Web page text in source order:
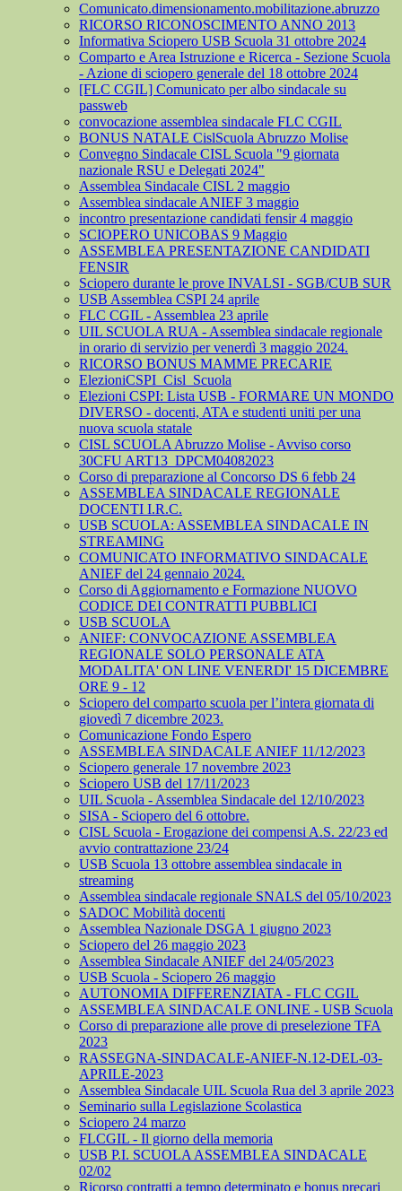
Comunicato.dimensionamento.mobilitazione.abruzzo
RICORSO RICONOSCIMENTO ANNO 2013
Informativa Sciopero USB Scuola 31 ottobre 2024
Comparto e Area Istruzione e Ricerca - Sezione Scuola
- Azione di sciopero generale del 18 ottobre 2024
[FLC CGIL] Comunicato per albo sindacale su
passweb
convocazione assemblea sindacale FLC CGIL
BONUS NATALE CislScuola Abruzzo Molise
Convegno Sindacale CISL Scuola "9 giornata
nazionale RSU e Delegati 2024"
Assemblea Sindacale CISL 2 maggio
Assemblea sindacale ANIEF 3 maggio
incontro presentazione candidati fensir 4 maggio
SCIOPERO UNICOBAS 9 Maggio
ASSEMBLEA PRESENTAZIONE CANDIDATI
FENSIR
Sciopero durante le prove INVALSI - SGB/CUB SUR
USB Assemblea CSPI 24 aprile
FLC CGIL - Assemblea 23 aprile
UIL SCUOLA RUA - Assemblea sindacale regionale
in orario di servizio per venerdì 3 maggio 2024.
RICORSO BONUS MAMME PRECARIE
ElezioniCSPI_Cisl_Scuola
Elezioni CSPI: Lista USB - FORMARE UN MONDO
DIVERSO - docenti, ATA e studenti uniti per una
nuova scuola statale
CISL SCUOLA Abruzzo Molise - Avviso corso
30CFU ART13_DPCM04082023
Corso di preparazione al Concorso DS 6 febb 24
ASSEMBLEA SINDACALE REGIONALE
DOCENTI I.R.C.
USB SCUOLA: ASSEMBLEA SINDACALE IN
STREAMING
COMUNICATO INFORMATIVO SINDACALE
ANIEF del 24 gennaio 2024.
Corso di Aggiornamento e Formazione NUOVO
CODICE DEI CONTRATTI PUBBLICI
USB SCUOLA
ANIEF: CONVOCAZIONE ASSEMBLEA
REGIONALE SOLO PERSONALE ATA
MODALITA' ON LINE VENERDI' 15 DICEMBRE
ORE 9 - 12
Sciopero del comparto scuola per l’intera giornata di
giovedì 7 dicembre 2023.
Comunicazione Fondo Espero
ASSEMBLEA SINDACALE ANIEF 11/12/2023
Sciopero generale 17 novembre 2023
Sciopero USB del 17/11/2023
UIL Scuola - Assemblea Sindacale del 12/10/2023
SISA - Sciopero del 6 ottobre.
CISL Scuola - Erogazione dei compensi A.S. 22/23 ed
avvio contrattazione 23/24
USB Scuola 13 ottobre assemblea sindacale in
streaming
Assemblea sindacale regionale SNALS del 05/10/2023
SADOC Mobilità docenti
Assemblea Nazionale DSGA 1 giugno 2023
Sciopero del 26 maggio 2023
Assemblea Sindacale ANIEF del 24/05/2023
USB Scuola - Sciopero 26 maggio
AUTONOMIA DIFFERENZIATA - FLC CGIL
ASSEMBLEA SINDACALE ONLINE - USB Scuola
Corso di preparazione alle prove di preselezione TFA
2023
RASSEGNA-SINDACALE-ANIEF-N.12-DEL-03-
APRILE-2023
Assemblea Sindacale UIL Scuola Rua del 3 aprile 2023
Seminario sulla Legislazione Scolastica
Sciopero 24 marzo
FLCGIL - Il giorno della memoria
USB P.I. SCUOLA ASSEMBLEA SINDACALE
02/02
Ricorso contratti a tempo determinato e bonus precari